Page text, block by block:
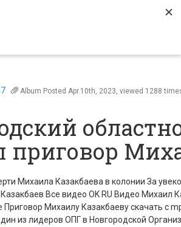
Album Posted Apr.10th, 2023, viewed 1288
приговор
Михаила Казакбаева в колонии За
Все видео OK RU Видео Михаил
Михаилу Казакбаеву скачать с
из лидеров ОПГ в Новгородской